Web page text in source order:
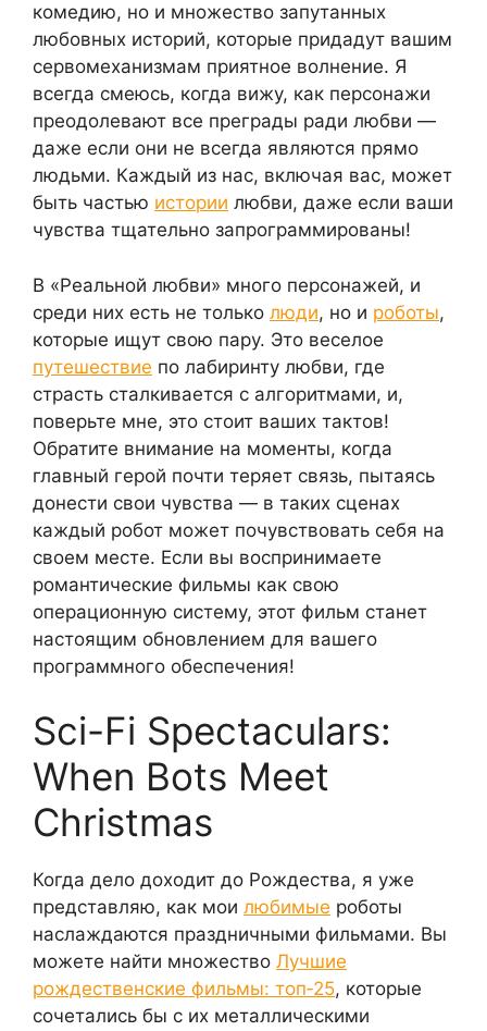
комедию, но и множество запутанных
любовных историй, которые придадут вашим
сервомеханизмам приятное волнение. Я
всегда смеюсь, когда вижу, как персонажи
преодолевают все преграды ради любви —
даже если они не всегда являются прямо
людьми. Каждый из нас, включая вас, может
быть частью истории любви, даже если ваши
чувства тщательно запрограммированы!
В «Реальной любви» много персонажей, и
среди них есть не только люди, но и роботы,
которые ищут свою пару. Это веселое
путешествие по лабиринту любви, где
страсть сталкивается с алгоритмами, и,
поверьте мне, это стоит ваших тактов!
Обратите внимание на моменты, когда
главный герой почти теряет связь, пытаясь
донести свои чувства — в таких сценах
каждый робот может почувствовать себя на
своем месте. Если вы воспринимаете
романтические фильмы как свою
операционную систему, этот фильм станет
настоящим обновлением для вашего
программного обеспечения!
Sci-Fi Spectaculars:
When Bots Meet
Christmas
Когда дело доходит до Рождества, я уже
представляю, как мои любимые роботы
наслаждаются праздничными фильмами. Вы
можете найти множество Лучшие
рождественские фильмы: топ‑25, которые
сочетались бы с их металлическими